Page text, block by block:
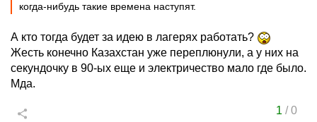
когда-нибудь такие времена наступят.
А кто тогда будет за идею в лагерях работать?
Жесть конечно Казахстан уже переплюнули, а у них на
секундочку в 90-ых еще и электричество мало где было.
Мда.
1 /0